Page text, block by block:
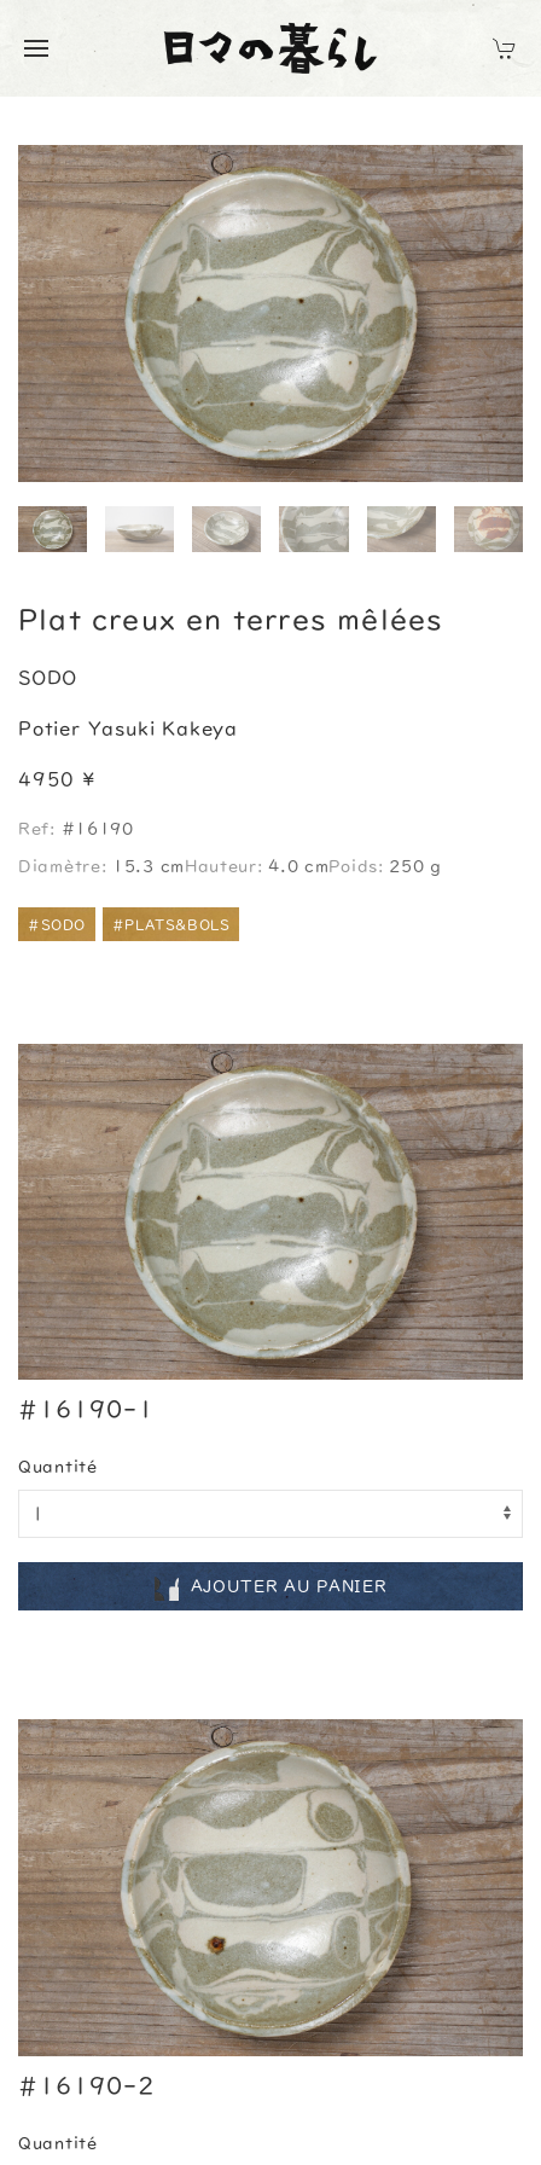
Plat creux en terres mêlées
SODO
Potier Yasuki Kakeya
4950 ¥
Ref: #16190
Diamètre: 15.3 cm Hauteur:4.0 cmPoids: 250 g
#SODO #PLATS&BOLS
#16190-1
Quantité
AJOUTER AU PANIER
#16190-2
Quantité